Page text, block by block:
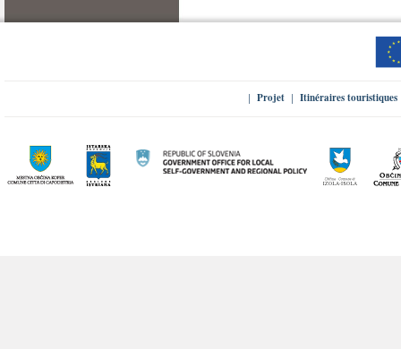
Projet Itinéraires touristiques